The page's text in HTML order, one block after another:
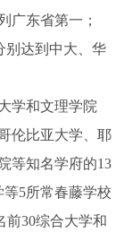
广东省第一；
别达到中大、华
学和文理学院
伦比亚大学、耶
等知名学府的13
等5所常春藤学校
前30综合大学和